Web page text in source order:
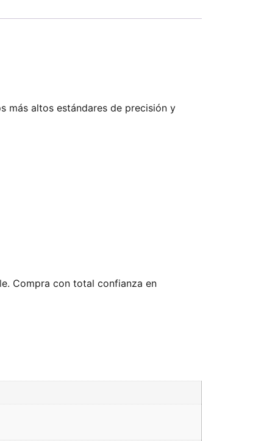
más altos estándares de precisión y
Compra con total confianza en